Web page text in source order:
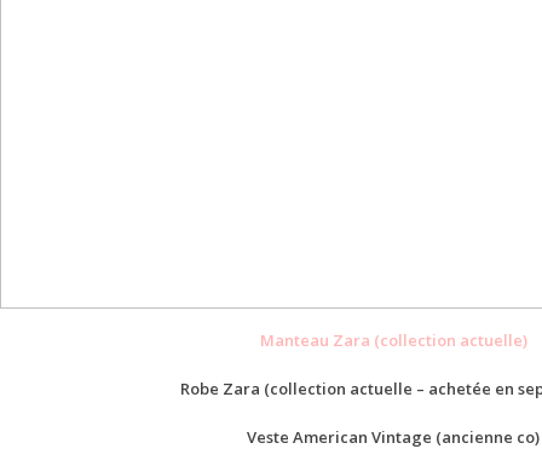
Manteau Zara (collection actuelle)
Robe Zara (collection actuelle – achetée en
Veste American Vintage (ancienne co)